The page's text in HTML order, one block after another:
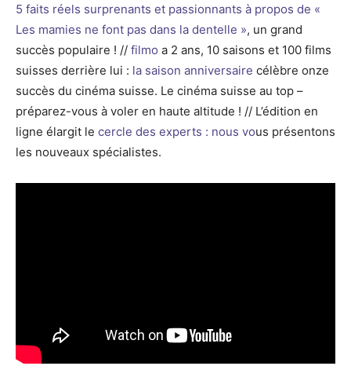
5 faits réels surprenants et passionnants à propos de «
Les mamies ne font pas dans la dentelle », un grand
succès populaire ! // filmo a 2 ans, 10 saisons et 100 films
suisses derrière lui : la saison anniversaire célèbre onze
succès du cinéma suisse. Le cinéma suisse au top –
préparez-vous à voler en haute altitude ! // L’édition en
ligne élargit le cercle des experts : nous vous présentons
les nouveaux spécialistes.